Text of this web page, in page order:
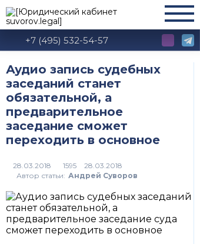
+7 (495) 532-54-57
Аудио запись судебных
заседаний станет
обязательной, а
предварительное
заседание сможет
переходить в основное
28.03.2018
1595
Автор статьи: Андрей Суворов